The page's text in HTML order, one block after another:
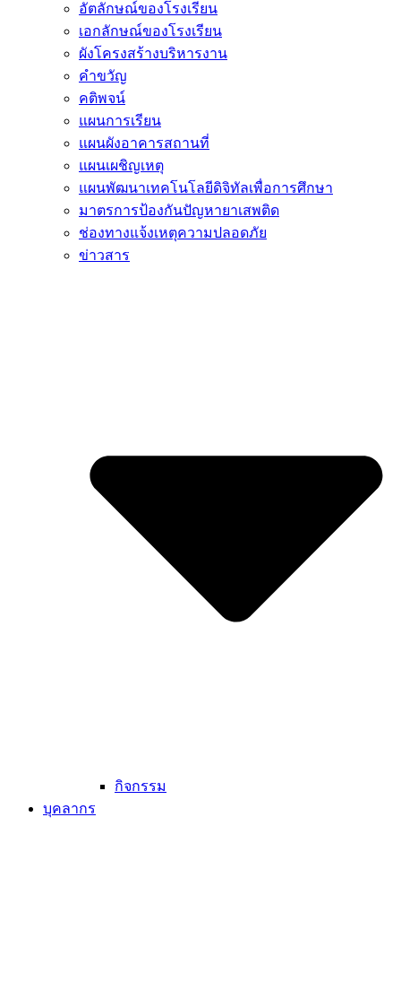
อัตลักษณ์ของโรงเรียน
เอกลักษณ์ของโรงเรียน
ผังโครงสร้างบริหารงาน
คำขวัญ
คติพจน์
แผนการเรียน
แผนผังอาคารสถานที่
แผนเผชิญเหตุ
แผนพัฒนาเทคโนโลยีดิจิทัลเพื่อการศึกษา
มาตรการป้องกันปัญหายาเสพติด
ช่องทางแจ้งเหตุความปลอดภัย
ข่าวสาร
กิจกรรม
บุคลากร